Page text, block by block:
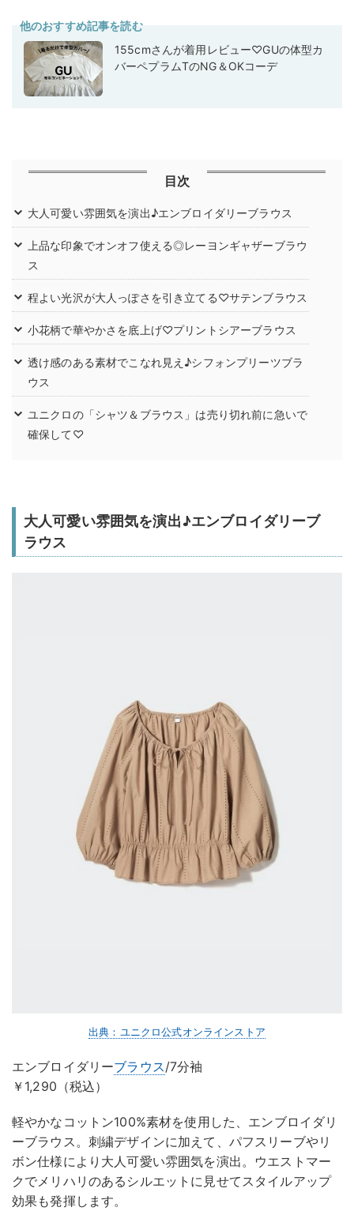
他のおすすめ記事を読む
155cmさんが着用レビュー♡GUの体型カ
バーペプラムTのNG＆OKコーデ
目次
大人可愛い雰囲気を演出♪エンブロイダリーブラウス
上品な印象でオンオフ使える◎レーヨンギャザーブラウ
ス
程よい光沢が大人っぽさを引き立てる♡サテンブラウス
小花柄で華やかさを底上げ♡プリントシアーブラウス
透け感のある素材でこなれ見え♪シフォンプリーツブラ
ウス
ユニクロの「シャツ＆ブラウス」は売り切れ前に急いで
確保して♡
大人可愛い雰囲気を演出♪エンブロイダリーブ
ラウス
出典：ユニクロ公式オンラインストア
エンブロイダリーブラウス/7分袖
￥1,290（税込）
軽やかなコットン100%素材を使用した、エンブロイダリ
ーブラウス。刺繍デザインに加えて、パフスリーブやリ
ボン仕様により大人可愛い雰囲気を演出。ウエストマー
クでメリハリのあるシルエットに見せてスタイルアップ
効果も発揮します。